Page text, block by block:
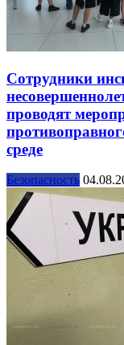
Сотрудники
проводят
среде
Безопасность